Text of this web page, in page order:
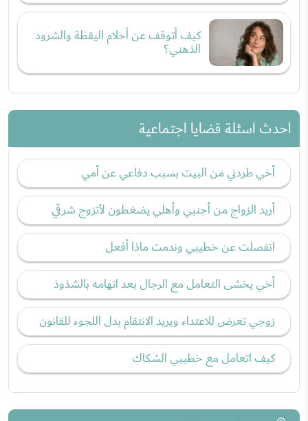
كيف أتوقف عن أحلام اليقظة والشرود
الذهني؟
احدث اسئلة قضايا اجتماعية
أخي طردني من البيت بسبب دفاعي عن أمي
أريد الزواج من أجنبي وأهلي يضغطون لأتزوج شرقي
انفصلت عن خطيبي وندمت ماذا أفعل
أخي يخشى التعامل مع الرجال بعد اتهامه بالشذوذ
زوجي تعرض للاعتداء ويريد الانتقام بدل اللجوء للقانون
كيف اتعامل مع خطيبي الشكاك